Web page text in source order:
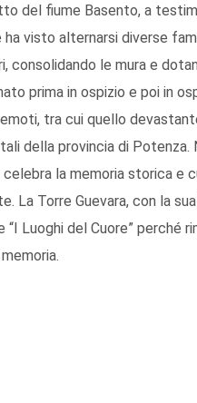
del fiume Basento, a
visto alternarsi diverse
consolidando le mura e
prima in ospizio e poi in
tra cui quello
della provincia di Potenza.
celebra la memoria storica
La Torre Guevara, con la
“I Luoghi del Cuore” perché